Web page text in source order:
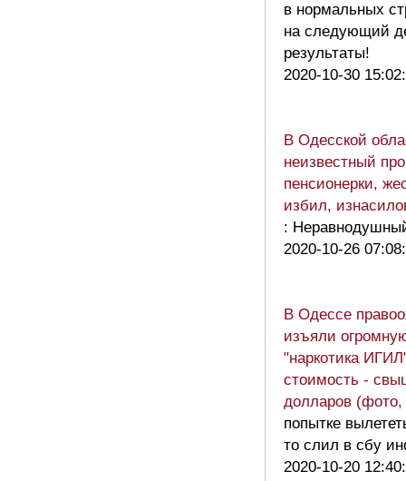
в нормальных
на следующий
результаты!
2020-10-30
В Одесской
неизвестный
пенсионерки,
избил,
:
2020-10-26
В Одессе
изъяли
"наркотика
стоимость -
долларов (фото,
попытке
то слил в сбу
2020-10-20